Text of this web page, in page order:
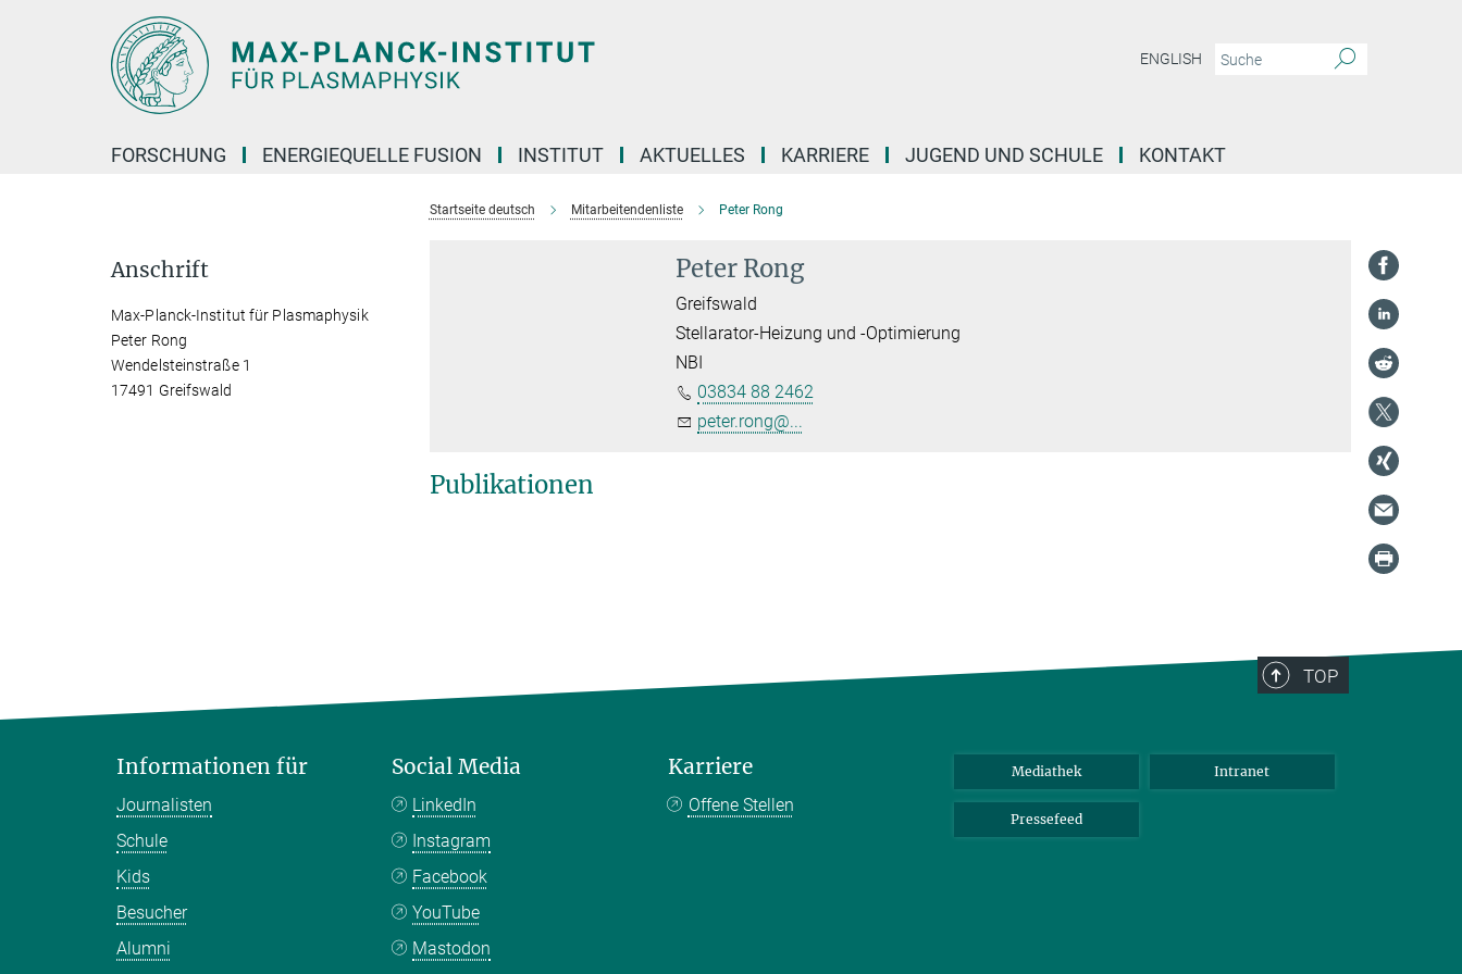
ENGLISH
FORSCHUNG ENERGIEQUELLE FUSION INSTITUT AKTUELLES KARRIERE JUGEND UND SCHULE KONTAKT
Startseite deutsch Mitarbeitendenliste Peter Rong
Peter Rong
Greifswald
Stellarator-Heizung und -Optimierung
NBI
03834 88 2462
peter.rong@...
Publikationen
Anschrift
Max-Planck-Institut für Plasmaphysik
Peter Rong
Wendelsteinstraße 1
17491 Greifswald
TOP
Informationen für
Journalisten
Schule
Kids
Besucher
Alumni
Social Media
LinkedIn
Instagram
Facebook
YouTube
Mastodon
Karriere
Offene Stellen
Mediathek Intranet
Pressefeed